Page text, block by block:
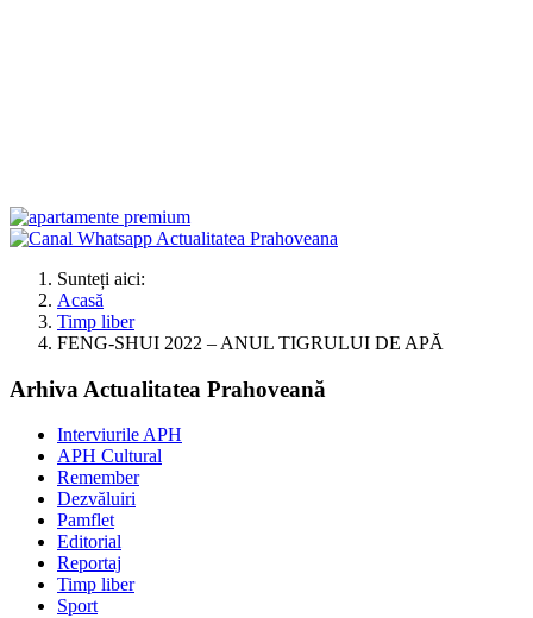
Sunteți aici:
Acasă
Timp liber
FENG-SHUI 2022 – ANUL TIGRULUI DE APĂ
Arhiva Actualitatea Prahoveană
Interviurile APH
APH Cultural
Remember
Dezvăluiri
Pamflet
Editorial
Reportaj
Timp liber
Sport